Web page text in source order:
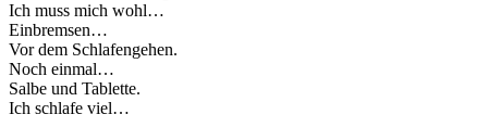
Ich muss mich wohl…
Einbremsen…
Vor dem Schlafengehen.
Noch einmal…
Salbe und Tablette.
Ich schlafe viel…